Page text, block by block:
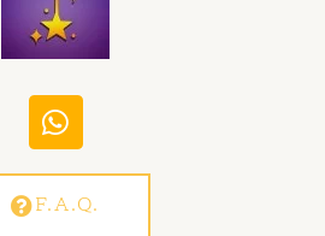
W
h
a
t
F.A.Q.